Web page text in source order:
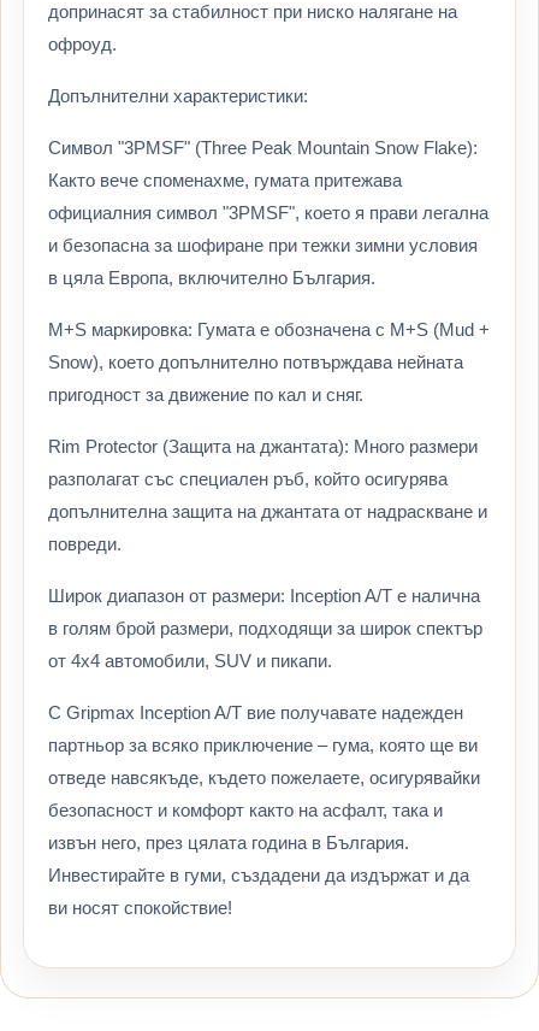
допринасят за стабилност при ниско налягане на
офроуд.
Допълнителни характеристики:
Символ "3PMSF" (Three Peak Mountain Snow Flake):
Както вече споменахме, гумата притежава
официалния символ "3PMSF", което я прави легална
и безопасна за шофиране при тежки зимни условия
в цяла Европа, включително България.
M+S маркировка: Гумата е обозначена с M+S (Mud +
Snow), което допълнително потвърждава нейната
пригодност за движение по кал и сняг.
Rim Protector (Защита на джантата): Много размери
разполагат със специален ръб, който осигурява
допълнителна защита на джантата от надраскване и
повреди.
Широк диапазон от размери: Inception A/T е налична
в голям брой размери, подходящи за широк спектър
от 4x4 автомобили, SUV и пикапи.
С Gripmax Inception A/T вие получавате надежден
партньор за всяко приключение – гума, която ще ви
отведе навсякъде, където пожелаете, осигурявайки
безопасност и комфорт както на асфалт, така и
извън него, през цялата година в България.
Инвестирайте в гуми, създадени да издържат и да
ви носят спокойствие!